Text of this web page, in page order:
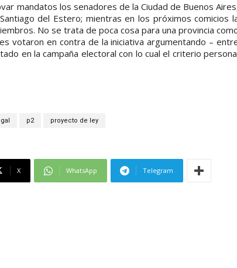
mandatos los senadores de la Ciudad de Buenos
del Estero; mientras en los próximos comicios
No se trata de poca cosa para una provincia
votaron en contra de la iniciativa argumentando –
en la campaña electoral con lo cual el criterio
p2 proyecto de ley
X WhatsApp Telegram